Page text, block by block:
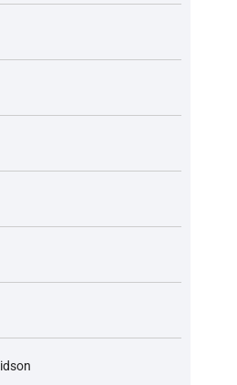
ứng Hàng zin Nhật số lượng